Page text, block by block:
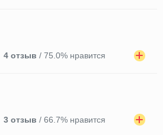
4 отзыв / 75.0% нравится
3 отзыв / 66.7% нравится